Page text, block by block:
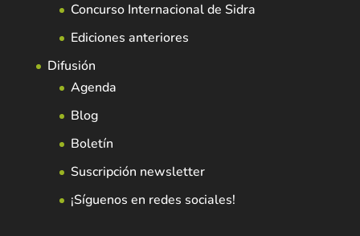
Concurso Internacional de Sidra
Ediciones anteriores
Difusión
Agenda
Blog
Boletín
Suscripción newsletter
¡Síguenos en redes sociales!